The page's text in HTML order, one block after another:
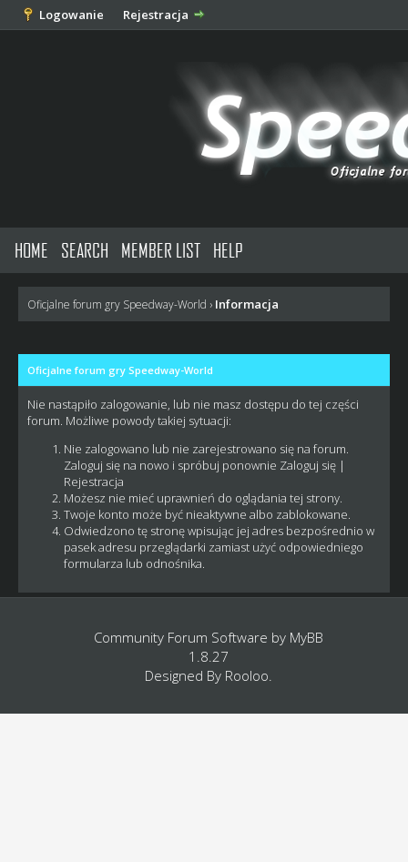
Logowanie Rejestracja
HOME SEARCH MEMBER LIST HELP
Oficjalne forum gry Speedway-World › Informacja
Oficjalne forum gry Speedway-World
Nie nastąpiło zalogowanie, lub nie masz dostępu do tej części
forum. Możliwe powody takiej sytuacji:
Nie zalogowano lub nie zarejestrowano się na forum.
Zaloguj się na nowo i spróbuj ponownie Zaloguj się|
Rejestracja
Możesz nie mieć uprawnień do oglądania tej strony.
Twoje konto może być nieaktywne albo zablokowane.
Odwiedzono tę stronę wpisując jej adres bezpośrednio w
pasek adresu przeglądarki zamiast użyć odpowiedniego
formularza lub odnośnika.
Community Forum Software by MyBB
1.8.27
Designed By Rooloo.